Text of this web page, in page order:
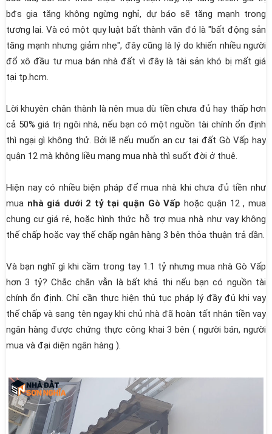
bđs gia tăng không ngừng nghỉ, dự báo sẽ tăng mạnh trong
tương lai. Và có một quy luật bất thành văn đó là "bất động sản
tăng mạnh nhưng giảm nhẹ", đây cũng là lý do khiến nhiều người
đổ xô đầu tư mua bán nhà đất vì đây là tài sản khó bị mất giá
tại tp.hcm.
Lời khuyên chân thành là nên mua dù tiền chưa đủ hay thấp hơn
cả 50% giá trị ngôi nhà, nếu bạn có một nguồn tài chính ổn định
thì ngại gì không thử. Bởi lẽ nếu muốn an cư tại đất Gò Vấp hay
quận 12 mà không liều mạng mua nhà thì suốt đời ở thuê.
Hiện nay có nhiều biện pháp để mua nhà khi chưa đủ tiền như
mua nhà giá dưới 2 tỷ tại quận Gò Vấp hoặc quận 12 , mua
chung cư giá rẻ, hoặc hình thức hỗ trợ mua nhà như vay không
thế chấp hoặc vay thế chấp ngân hàng 3 bên thỏa thuận trả dần.
Và bạn nghĩ gì khi cầm trong tay 1.1 tỷ nhưng mua nhà Gò Vấp
hơn 3 tỷ? Chắc chắn vẫn là bất khả thi nếu bạn có nguồn tài
chính ổn định. Chỉ cần thực hiện thủ tục pháp lý đầy đủ khi vay
thế chấp và sang tên ngay khi chủ nhà đã hoàn tất nhận tiền vay
ngân hàng được chứng thực công khai 3 bên ( người bán, người
mua và đại diện ngân hàng ).